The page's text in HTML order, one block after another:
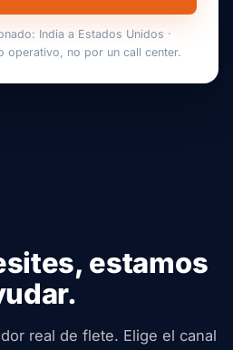
India a Estados Unidos ·
operativo, no por un call center.
estamos
real de flete. Elige el canal